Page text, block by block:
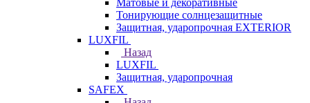
Матовые и декоративные
Тонирующие солнцезащитные
Защитная, ударопрочная EXTERIOR
LUXFIL
Назад
LUXFIL
Защитная, ударопрочная
SAFEX